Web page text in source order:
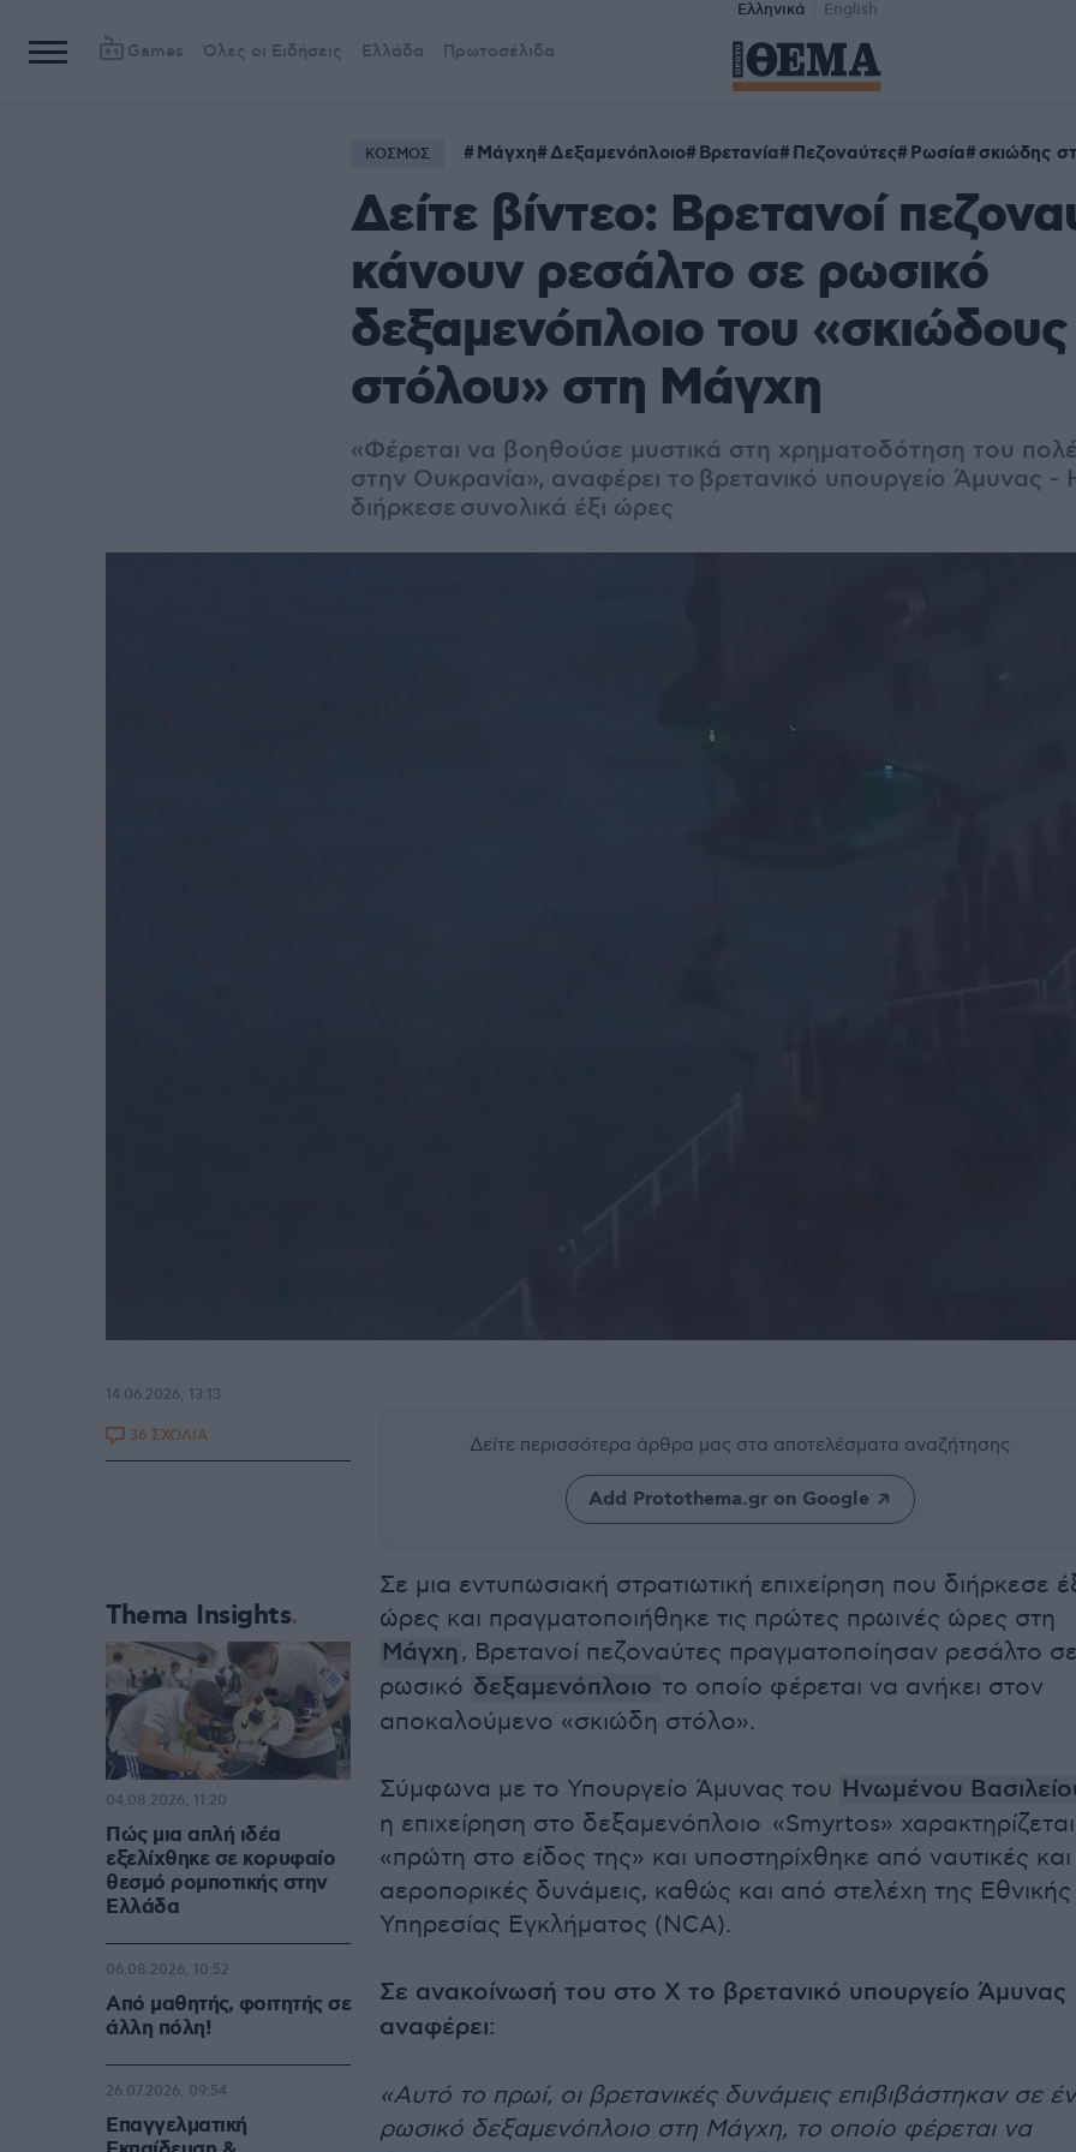
Ελληνικά English
Games Όλες οι Ειδήσεις Ελλάδα Πρωτοσέλιδα
ΚΟΣΜΟΣ Μάγχη Δεξαμενόπλοιο Βρετανία Πεζοναύτες Ρωσία σκιώδης
Δείτε βίντεο: Βρετανοί
κάνουν ρεσάλτο σε ρωσικό
δεξαμενόπλοιο του «σκιώδους
στόλου» στη Μάγχη
«Φέρεται να βοηθούσε μυστικά στη χρηματοδότηση του
στην Ουκρανία», αναφέρει το βρετανικό υπουργείο Άμυνας -
διήρκεσε συνολικά έξι ώρες
Δείτε περισσότερα άρθρα μας στα αποτελέσματα αναζήτησης
Add Protothema.gr on Google
Σε μια εντυπωσιακή στρατιωτική επιχείρηση που διήρκεσε
ώρες και πραγματοποιήθηκε τις πρώτες πρωινές ώρες στη
Μάγχη, Βρετανοί πεζοναύτες πραγματοποίησαν ρεσάλτο
ρωσικό δεξαμενόπλοιο το οποίο φέρεται να ανήκει στον
αποκαλούμενο «σκιώδη στόλο».
Σύμφωνα με το Υπουργείο Άμυνας του Ηνωμένου
η επιχείρηση στο δεξαμενόπλοιο «Smyrtos» χαρακτηρίζεται
«πρώτη στο είδος της» και υποστηρίχθηκε από ναυτικές και
αεροπορικές δυνάμεις, καθώς και από στελέχη της Εθνικής
Υπηρεσίας Εγκλήματος (NCA).
Σε ανακοίνωσή του στο Χ το βρετανικό υπουργείο Άμυνας
αναφέρει:
«Αυτό το πρωί, οι βρετανικές δυνάμεις επιβιβάστηκαν σε
ρωσικό δεξαμενόπλοιο στη Μάγχη, το οποίο φέρεται να
14.06.2026, 13:13
36 ΣΧΟΛΙΑ
Thema Insights
Πώς μια απλή ιδέα
εξελίχθηκε σε κορυφαίο
θεσμό ρομποτικής στην
Ελλάδα
04.08.2026, 11:20
Από μαθητής, φοιτητής σε
άλλη πόλη!
06.08.2026, 10:52
Επαγγελματική
26.07.2026, 09:54